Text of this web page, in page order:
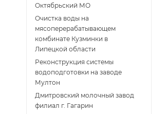
Октябрьский МО
Очистка воды на
мясоперерабатывающем
комбинате Кузминки в
Липецкой области
Реконструкция системы
водоподготовки на заводе
Мултон
Дмитровский молочный завод
филиал г. Гагарин